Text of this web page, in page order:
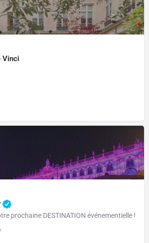
Vinci
prochaine DESTINATION événementielle !